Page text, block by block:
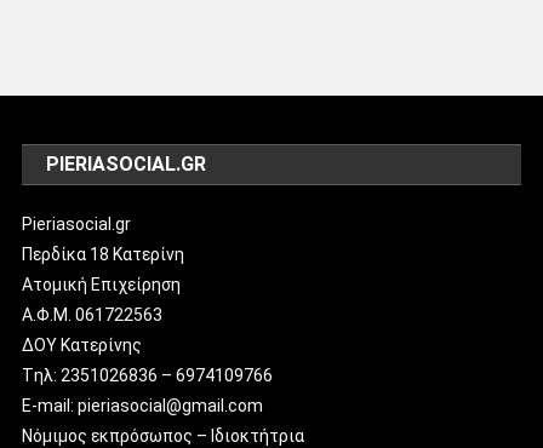
PIERIASOCIAL.GR
Pieriasocial.gr
Περδίκα 18 Κατερίνη
Ατομική Επιχείρηση
Α.Φ.Μ. 061722563
ΔΟΥ Κατερίνης
Tηλ: 2351026836 – 6974109766
E-mail: pieriasocial@gmail.com
Νόμιμος εκπρόσωπος – Ιδιοκτήτρια